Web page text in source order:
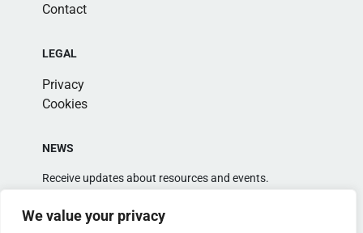
We value your privacy
Contact
LEGAL
Privacy
Cookies
NEWS
Receive updates about resources and events.